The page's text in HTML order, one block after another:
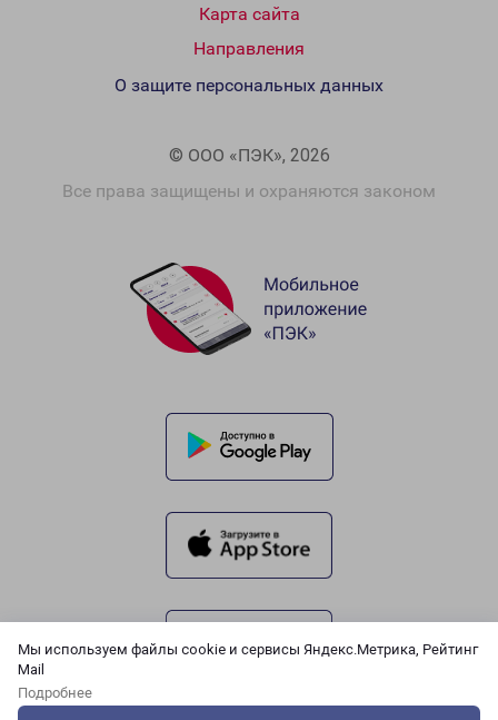
Мы используем файлы cookie и сервисы Яндекс.Метрика, Рейтинг
Mail
Подробнее
Карта сайта
Направления
© ООО «ПЭК», 2026
Все права защищены и охраняются законом
О защите персональных данных